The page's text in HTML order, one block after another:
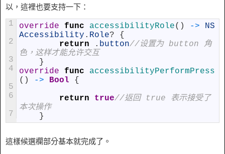
以，這裡也要支持一下：
1
2
3
4
5
6
7
override func accessibilityRole( ) ->
NS
Accessibility . Role?
{
return
. button//设置为 button 角
色，这样才能允许交互
}
override
func
accessibilityPerformPress
( ) -> Bool
{
return
true//返回 true 表示接受了
本次操作
}
這樣候選欄部分基本就完成了。